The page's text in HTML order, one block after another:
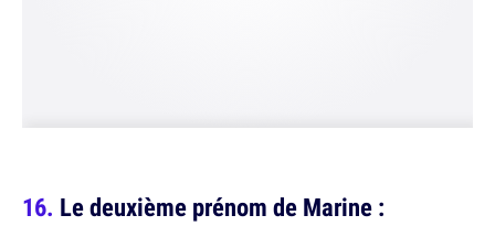
Le deuxième prénom de Marine :